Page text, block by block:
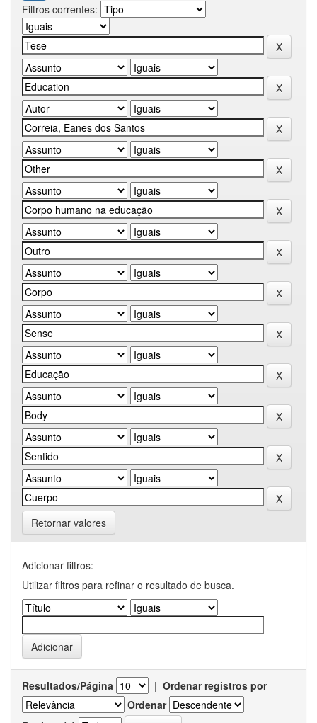
Filtros correntes:
Retornar valores
Adicionar filtros:
Utilizar filtros para refinar o resultado de busca.
Resultados/Página | Ordenar registros por
Ordenar